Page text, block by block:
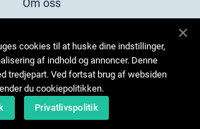
Om oss
Kontakta oss
Sitemap
cookies til at huske dine indstillinger,
af indhold og annoncer. Denne
tredjepart. Ved fortsat brug af websiden
du cookiepolitikken.
Privatlivspolitik